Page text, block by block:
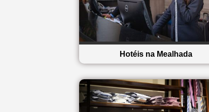
Hotéis na Mealhada